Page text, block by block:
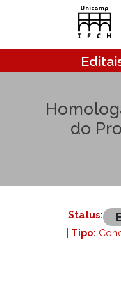
Pular para o conteúdo
do
Status:
| Tipo: